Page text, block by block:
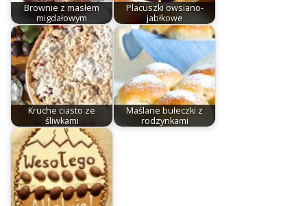
Brownie z masłem
migdałowym
Placuszki owsiano-
jabłkowe
Kruche ciasto ze
śliwkami
Maślane bułeczki z
rodzynkami